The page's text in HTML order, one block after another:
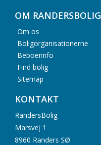
OM RANDERSBOLIG
Om os
Boligorganisationerne
Beboerinfo
Find bolig
Sitemap
KONTAKT
RandersBolig
Marsvej 1
8960 Randers SØ